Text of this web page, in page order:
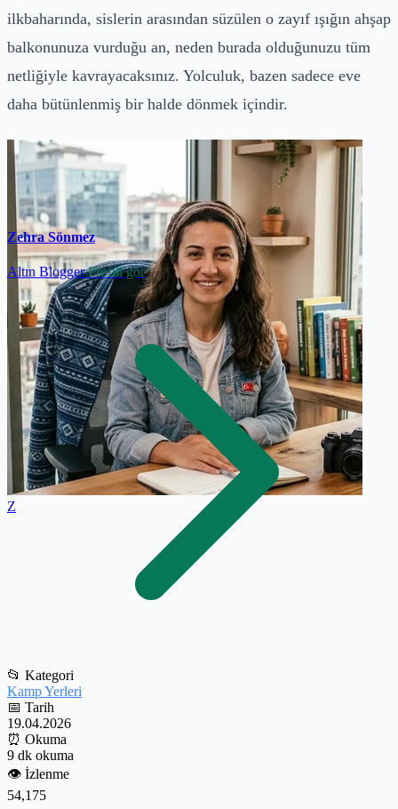
ilkbaharında, sislerin arasından süzülen o zayıf ışığın ahşap
balkonunuza vurduğu an, neden burada olduğunuzu tüm
netliğiyle kavrayacaksınız. Yolculuk, bazen sadece eve
daha bütünlenmiş bir halde dönmek içindir.
Z
Zehra Sönmez
Altın Blogger Profili gör
📂 Kategori
Kamp Yerleri
📅 Tarih
19.04.2026
⏰ Okuma
9 dk okuma
👁️ İzlenme
54,175